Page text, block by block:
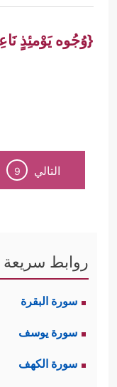
{وُجُوه يَوْمئِذٍ
التالي 9
روابط سريعة
سورة البقرة
سورة يوسف
سورة الكهف